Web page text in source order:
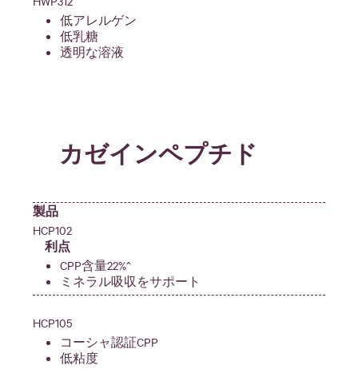
低アレルゲン
低乳糖
透明な溶液
カゼインペプチド
製品
HCP102
利点
CPP含量22%^
ミネラル吸収をサポート
HCP105
コーシャ認証CPP
低粘度